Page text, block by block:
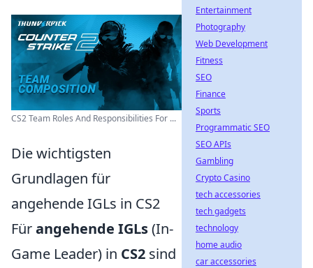
CS2 Team Roles And Responsibilities For ...
Die wichtigsten
Grundlagen für
angehende IGLs in CS2
Fürangehende IGLs(In-
Game Leader) in CS2 sind
Entertainment
Photography
Web Development
Fitness
SEO
Finance
Sports
Programmatic SEO
SEO APIs
Gambling
Crypto Casino
tech accessories
tech gadgets
technology
home audio
car accessories